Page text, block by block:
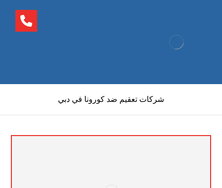
شركات تعقيم ضد كورونا في دبي